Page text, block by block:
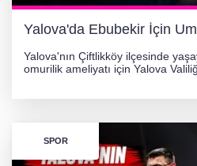
Yalova'da Ebubekir İçin
Yalova'nın Çiftlikköy ilçesinde
omurilik ameliyatı için Yalova
SPOR